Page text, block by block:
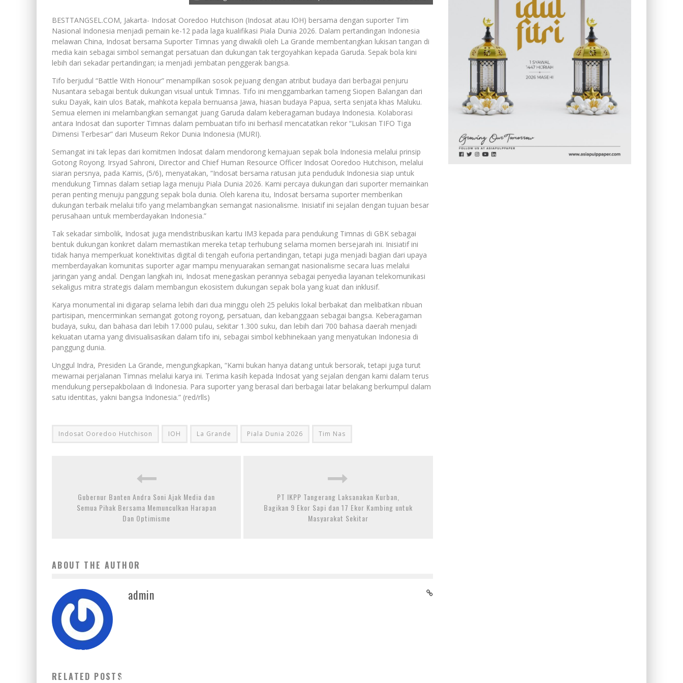
BESTTANGSEL.COM, Jakarta- Indosat Ooredoo Hutchison (Indosat atau IOH) bersama dengan suporter Tim
Nasional Indonesia menjadi pemain ke-12 pada laga kualifikasi Piala Dunia 2026. Dalam pertandingan Indonesia
melawan China, Indosat bersama Suporter Timnas yang diwakili oleh La Grande membentangkan lukisan tangan di
media kain sebagai simbol semangat persatuan dan dukungan tak tergoyahkan kepada Garuda. Sepak bola kini
lebih dari sekadar pertandingan; ia menjadi jembatan penggerak bangsa.
Tifo berjudul “Battle With Honour” menampilkan sosok pejuang dengan atribut budaya dari berbagai penjuru
Nusantara sebagai bentuk dukungan visual untuk Timnas. Tifo ini menggambarkan tameng Siopen Balangan dari
suku Dayak, kain ulos Batak, mahkota kepala bernuansa Jawa, hiasan budaya Papua, serta senjata khas Maluku.
Semua elemen ini melambangkan semangat juang Garuda dalam keberagaman budaya Indonesia. Kolaborasi
antara Indosat dan suporter Timnas dalam pembuatan tifo ini berhasil mencatatkan rekor “Lukisan TIFO Tiga
Dimensi Terbesar” dari Museum Rekor Dunia Indonesia (MURI).
Semangat ini tak lepas dari komitmen Indosat dalam mendorong kemajuan sepak bola Indonesia melalui prinsip
Gotong Royong. Irsyad Sahroni, Director and Chief Human Resource Officer Indosat Ooredoo Hutchison, melalui
siaran persnya, pada Kamis, (5/6), menyatakan, “Indosat bersama ratusan juta penduduk Indonesia siap untuk
mendukung Timnas dalam setiap laga menuju Piala Dunia 2026. Kami percaya dukungan dari suporter memainkan
peran penting menuju panggung sepak bola dunia. Oleh karena itu, Indosat bersama suporter memberikan
dukungan terbaik melalui tifo yang melambangkan semangat nasionalisme. Inisiatif ini sejalan dengan tujuan besar
perusahaan untuk memberdayakan Indonesia.”
Tak sekadar simbolik, Indosat juga mendistribusikan kartu IM3 kepada para pendukung Timnas di GBK sebagai
bentuk dukungan konkret dalam memastikan mereka tetap terhubung selama momen bersejarah ini. Inisiatif ini
tidak hanya memperkuat konektivitas digital di tengah euforia pertandingan, tetapi juga menjadi bagian dari upaya
memberdayakan komunitas suporter agar mampu menyuarakan semangat nasionalisme secara luas melalui
jaringan yang andal. Dengan langkah ini, Indosat menegaskan perannya sebagai penyedia layanan telekomunikasi
sekaligus mitra strategis dalam membangun ekosistem dukungan sepak bola yang kuat dan inklusif.
Karya monumental ini digarap selama lebih dari dua minggu oleh 25 pelukis lokal berbakat dan melibatkan ribuan
partisipan, mencerminkan semangat gotong royong, persatuan, dan kebanggaan sebagai bangsa. Keberagaman
budaya, suku, dan bahasa dari lebih 17.000 pulau, sekitar 1.300 suku, dan lebih dari 700 bahasa daerah menjadi
kekuatan utama yang divisualisasikan dalam tifo ini, sebagai simbol kebhinekaan yang menyatukan Indonesia di
panggung dunia.
Unggul Indra, Presiden La Grande, mengungkapkan, “Kami bukan hanya datang untuk bersorak, tetapi juga turut
mewarnai perjalanan Timnas melalui karya ini. Terima kasih kepada Indosat yang sejalan dengan kami dalam terus
mendukung persepakbolaan di Indonesia. Para suporter yang berasal dari berbagai latar belakang berkumpul dalam
satu identitas, yakni bangsa Indonesia.” (red/rlls)
Indosat Ooredoo Hutchison IOH La Grande Piala Dunia 2026 Tim Nas
Gubernur Banten Andra Soni Ajak Media dan
Semua Pihak Bersama Memunculkan Harapan
Dan Optimisme
PT IKPP Tangerang Laksanakan Kurban,
Bagikan 9 Ekor Sapi dan 17 Ekor Kambing untuk
Masyarakat Sekitar
ABOUT THE AUTHOR
admin
RELATED POSTS
KINERJA SOLID DAN UNGGUL SEPANJANG 2023, PT
AI NATIVE TECHCO